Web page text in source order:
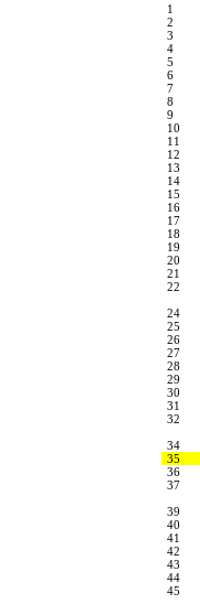
1
2
3
4
5
6
7
8
9
10
11
12
13
14
15
16
17
18
19
20
21
22
24
25
26
27
28
29
30
31
32
34
35
36
37
39
40
41
42
43
44
45